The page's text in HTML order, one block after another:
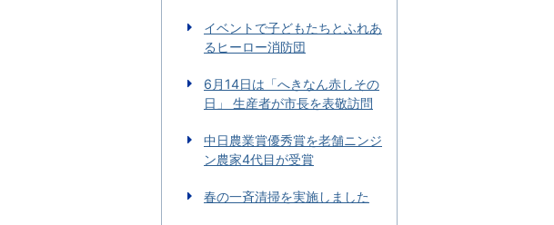
イベントで子どもたちとふれあ
るヒーロー消防団
6月14日は「へきなん赤しその
日」 生産者が市長を表敬訪問
中日農業賞優秀賞を老舗ニンジ
ン農家4代目が受賞
春の一斉清掃を実施しました